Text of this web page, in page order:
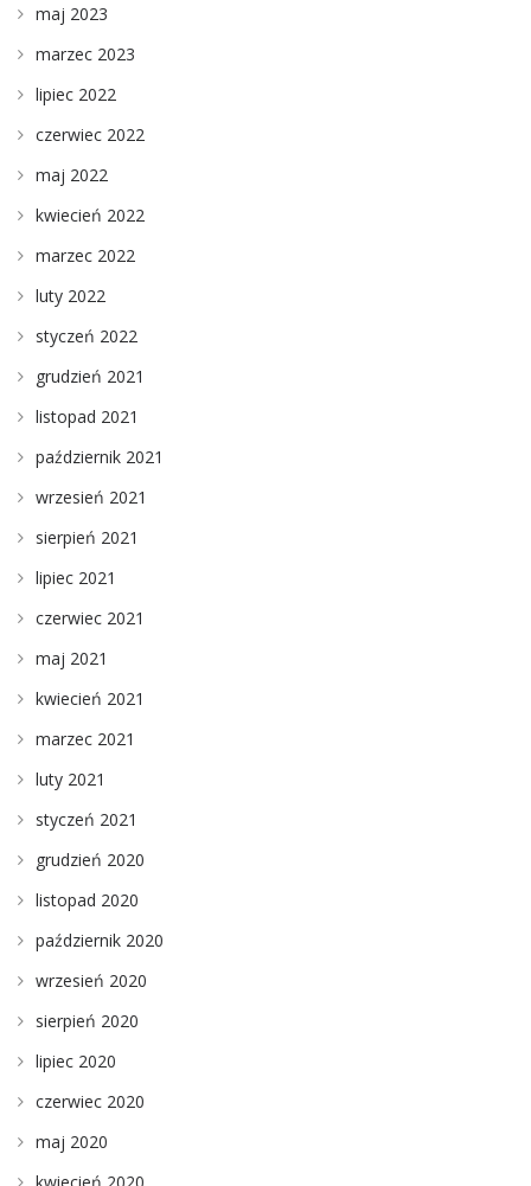
maj 2023
marzec 2023
lipiec 2022
czerwiec 2022
maj 2022
kwiecień 2022
marzec 2022
luty 2022
styczeń 2022
grudzień 2021
listopad 2021
październik 2021
wrzesień 2021
sierpień 2021
lipiec 2021
czerwiec 2021
maj 2021
kwiecień 2021
marzec 2021
luty 2021
styczeń 2021
grudzień 2020
listopad 2020
październik 2020
wrzesień 2020
sierpień 2020
lipiec 2020
czerwiec 2020
maj 2020
kwiecień 2020